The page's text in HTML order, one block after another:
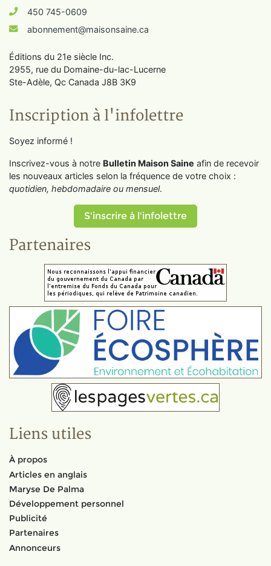
450 745-0609
abonnement@maisonsaine.ca
Éditions du 21e siècle Inc.
2955, rue du Domaine-du-lac-Lucerne
Ste-Adèle, Qc Canada J8B 3K9
Inscription à l'infolettre
Soyez informé !
Inscrivez-vous à notre Bulletin Maison Saine afin de recevoir
les nouveaux articles selon la fréquence de votre choix :
quotidien, hebdomadaire ou mensuel.
S'inscrire à l'infolettre
Partenaires
Liens utiles
À propos
Articles en anglais
Maryse De Palma
Développement personnel
Publicité
Partenaires
Annonceurs